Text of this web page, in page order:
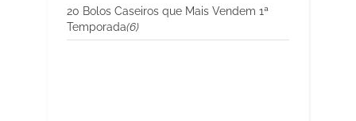
20 Bolos Caseiros que Mais Vendem 1ª
Temporada(6)